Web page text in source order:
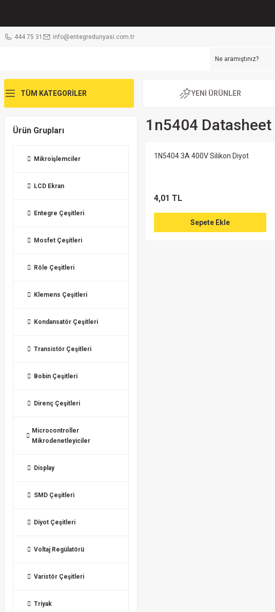
444 75 31 info@entegredunyasi.com.tr
TÜM KATEGORİLER YENİ ÜRÜNLER
Ürün Grupları
Mikroişlemciler
LCD Ekran
Entegre Çeşitleri
Mosfet Çeşitleri
Röle Çeşitleri
Klemens Çeşitleri
Kondansatör Çeşitleri
Transistör Çeşitleri
Bobin Çeşitleri
Direnç Çeşitleri
Microcontroller
Mikrodenetleyiciler
Display
SMD Çeşitleri
Diyot Çeşitleri
Voltaj Regülatörü
Varistör Çeşitleri
Triyak
1n5404 Datasheet
1N5404 3A 400V Silikon Diyot
4,01 TL
Sepete Ekle